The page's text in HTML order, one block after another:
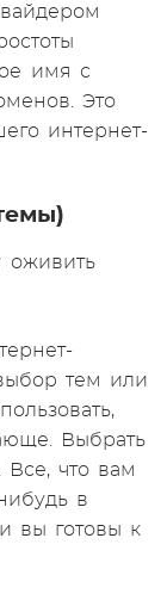
имя с
Это
интернет-
оживить
тем или
Выбрать
Все, что вам
в
вы готовы к